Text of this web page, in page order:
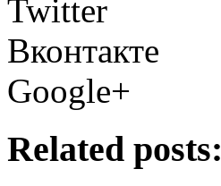
Twitter
Вконтакте
Google+
Related posts: